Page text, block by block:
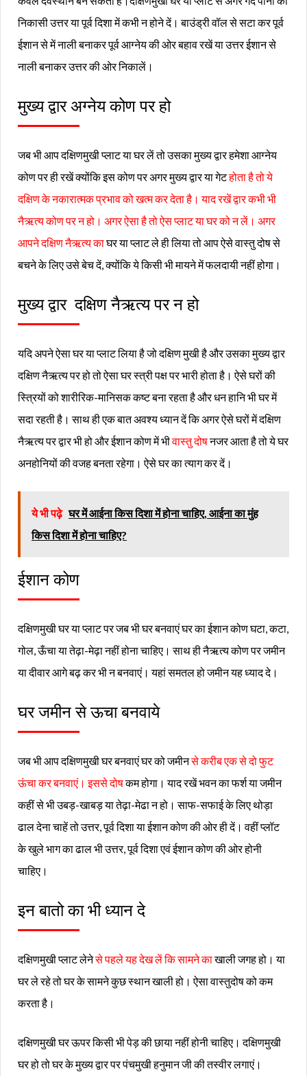
निकासी उत्तर या पूर्व दिशा में कभी न होने दें। बाउंड्री वॉल से सटा कर पूर्व
ईशान से में नाली बनाकर पूर्व आग्नेय की ओर बहाव रखें या उत्तर ईशान से
नाली बनाकर उत्तर की ओर निकालें।
मुख्य द्वार अग्नेय कोण पर हो
जब भी आप दक्षिणमुखी प्लाट या घर लें तो उसका मुख्य द्वार हमेशा आग्नेय
कोण पर ही रखें क्योंकि इस कोण पर अगर मुख्य द्वार या गेटहोता है तो ये
दक्षिण के नकारात्मक प्रभाव को खत्म कर देता है। याद रखें द्वार कभी भी
नैऋत्य कोण पर न हो। अगर ऐसा है तो ऐस प्लाट या घर को न लें। अगर
आपने दक्षिण नैऋत्य काघर या प्लाट ले ही लिया तो आप ऐसे वास्तु दोष से
बचने के लिए उसे बेच दें, क्योंकि ये किसी भी मायने में फलदायी नहीं होगा।
मुख्य द्वार दक्षिण नैऋत्य पर न हो
यदि अपने ऐसा घर या प्लाट लिया है जो दक्षिण मुखी है और उसका मुख्य द्वार
दक्षिण नैऋत्य पर हो तो ऐसा घर स्त्री पक्ष पर भारी होता है। ऐसे घरों की
स्त्रियों को शारीरिक-मानिसक कष्ट बना रहता है और धन हानि भी घर में
सदा रहती है। साथ ही एक बात अवश्य ध्यान दें कि अगर ऐसे घरों में दक्षिण
नैऋत्य पर द्वार भी हो और ईशान कोण में भीवास्तु दोषनजर आता है तो ये घर
अनहोनियों की वजह बनता रहेगा। ऐसे घर का त्याग कर दें।
ये भी पढ़े घर में आईना किस दिशा में होना चाहिए, आईना का मुंह
किस दिशा में होना चाहिए?
ईशान कोण
दक्षिणमुखी घर या प्लाट पर जब भी घर बनवाएं घर का ईशान कोण घटा, कटा,
गोल, ऊँचा या तेढ़ा-मेढ़ा नहीं होना चाहिए। साथ ही नैऋत्य कोण पर जमीन
या दीवार आगे बढ़ कर भी न बनवाएं। यहां समतल हो जमीन यह ध्याद दे।
घर जमीन से ऊचा बनवाये
जब भी आप दक्षिणमुखी घर बनवाएं घर को जमीनसे करीब एक से दो फुट
ऊंचा कर बनवाएं। इससे दोषकम होगा। याद रखें भवन का फर्श या जमीन
कहीं से भी उबड़-खाबड़ या तेढ़ा-मेढा न हो। साफ-सफाई के लिए थोड़ा
ढाल देना चाहें तो उत्तर, पूर्व दिशा या ईशान कोण की ओर ही दें। वहीं प्लॉट
के खुले भाग का ढाल भी उत्तर, पूर्व दिशा एवं ईशान कोण की ओर होनी
चाहिए।
इन बातो का भी ध्यान दे
दक्षिणमुखी प्लाट लेनेसे पहले यह देख लें कि सामने काखाली जगह हो। या
घर ले रहे तो घर के सामने कुछ स्थान खाली हो। ऐसा वास्तुदोष को कम
करता है।
दक्षिणमुखी घर ऊपर किसी भी पेड़ की छाया नहीं होनी चाहिए। दक्षिणमुखी
घर हो तो घर के मुख्य द्वार पर पंचमुखी हनुमान जी की तस्वीर लगाएं।